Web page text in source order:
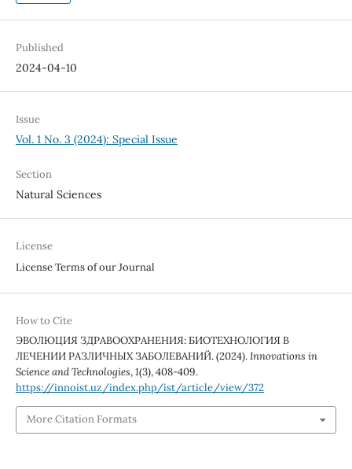
Published
2024-04-10
Issue
Vol. 1 No. 3 (2024): Special Issue
Section
Natural Sciences
License
License Terms of our Journal
How to Cite
ЭВОЛЮЦИЯ ЗДРАВООХРАНЕНИЯ: БИОТЕХНОЛОГИЯ В
ЛЕЧЕНИИ РАЗЛИЧНЫХ ЗАБОЛЕВАНИЙ. (2024).Innovations in
Science and Technologies,1(3), 408-409.
https://innoist.uz/index.php/ist/article/view/372
More Citation Formats